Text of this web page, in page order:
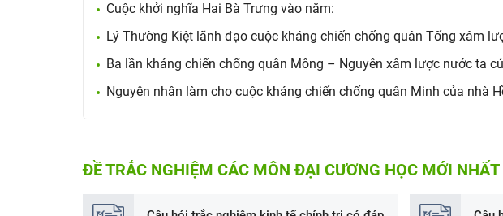
Cuộc khởi nghĩa Hai Bà Trưng vào năm:
Lý Thường Kiệt lãnh đạo cuộc kháng chiến chống quân Tống xâm
Ba lần kháng chiến chống quân Mông – Nguyên xâm lược nước ta
Nguyên nhân làm cho cuộc kháng chiến chống quân Minh của nhà
ĐỀ TRẮC NGHIỆM CÁC MÔN ĐẠI CƯƠNG HỌC MỚI NHẤT